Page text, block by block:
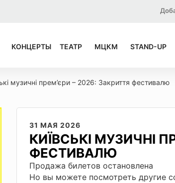
КОНЦЕРТЫ ТЕАТР МЦКМ STAND-UP
музичні прем’єри – 2026: Закриття фестивалю
31 МАЯ 2026
КИЇВСЬКІ МУЗИЧНІ
ФЕСТИВАЛЮ
Продажа билетов остановлена
Но вы можете посмотреть другие